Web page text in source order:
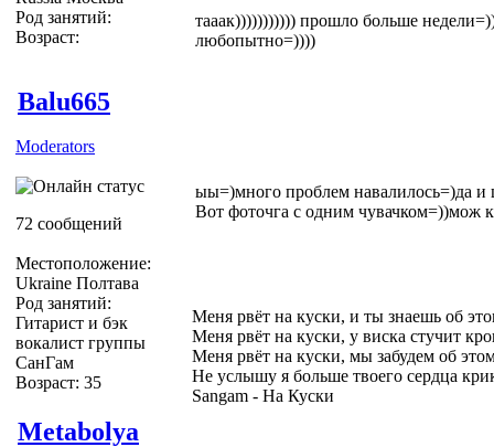
Род занятий:
Возраст:
тааак))))))))))) прошло больше
любопытно=))))
Balu665
Moderators
72 сообщений
Местоположение:
Ukraine Полтава
Род занятий:
Гитарист и бэк
вокалист группы
СанГам
Возраст: 35
ыы=)много проблем навалилось=)да
Вот фоточга с одним чувачком=))мож
Меня рвёт на куски, и ты знаешь об
Меня рвёт на куски, у виска стучит
Меня рвёт на куски, мы забудем об
Не услышу я больше твоего сердца
Sangam - На Куски
Metabolya